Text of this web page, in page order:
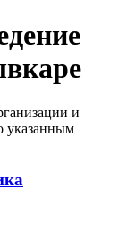
и
указанным